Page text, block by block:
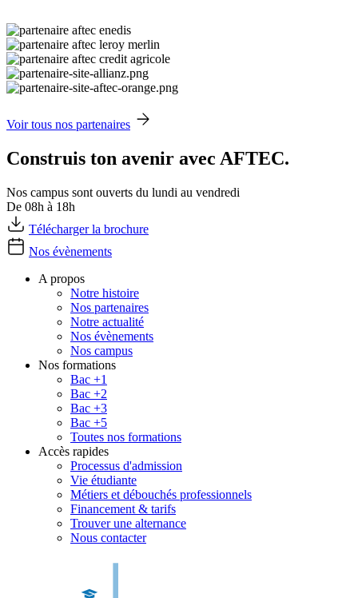
Voir tous nos partenaires
Construis ton avenir avec AFTEC.
Nos campus sont ouverts du lundi au vendredi
De 08h à 18h
Télécharger la brochure
Nos évènements
A propos
Notre histoire
Nos partenaires
Notre actualité
Nos évènements
Nos campus
Nos formations
Bac +1
Bac +2
Bac +3
Bac +5
Toutes nos formations
Accès rapides
Processus d'admission
Vie étudiante
Métiers et débouchés professionnels
Financement & tarifs
Trouver une alternance
Nous contacter